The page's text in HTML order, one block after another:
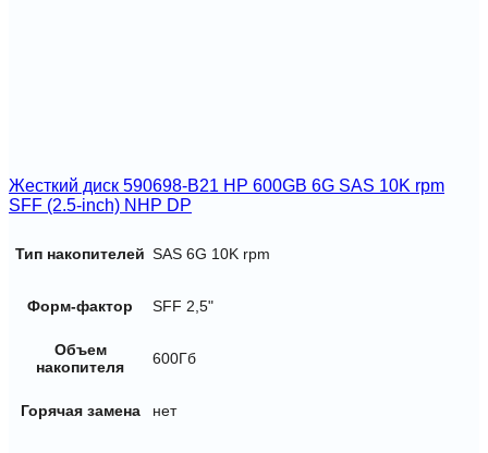
Жесткий диск 590698-B21 HP 600GB 6G SAS 10K rpm
SFF (2.5-inch) NHP DP
Тип накопителей SAS 6G 10K rpm
Форм-фактор SFF 2,5"
Объем
накопителя
600Гб
Горячая замена нет